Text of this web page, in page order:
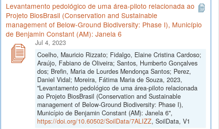
Levantamento pedológico de uma área-piloto relacionada ao
Projeto BiosBrasil (Conservation and Sustainable
management of Below-Ground Biodiversity: Phase I), Município
de Benjamin Constant (AM): Janela 6
Jul 4, 2023
Coelho, Mauricio Rizzato; Fidalgo, Elaine Cristina Cardoso;
Araújo, Fabiano de Oliveira; Santos, Humberto Gonçalves
dos; Brefin, Maria de Lourdes Mendonça Santos; Perez,
Daniel Vidal; Moreira, Fátima Maria de Souza, 2023,
"Levantamento pedológico de uma área-piloto relacionada
ao Projeto BiosBrasil (Conservation and Sustainable
management of Below-Ground Biodiversity: Phase I),
Município de Benjamin Constant (AM): Janela 6",
https://doi.org/10.60502/SoilData/7ALIZZ, SoilData, V1